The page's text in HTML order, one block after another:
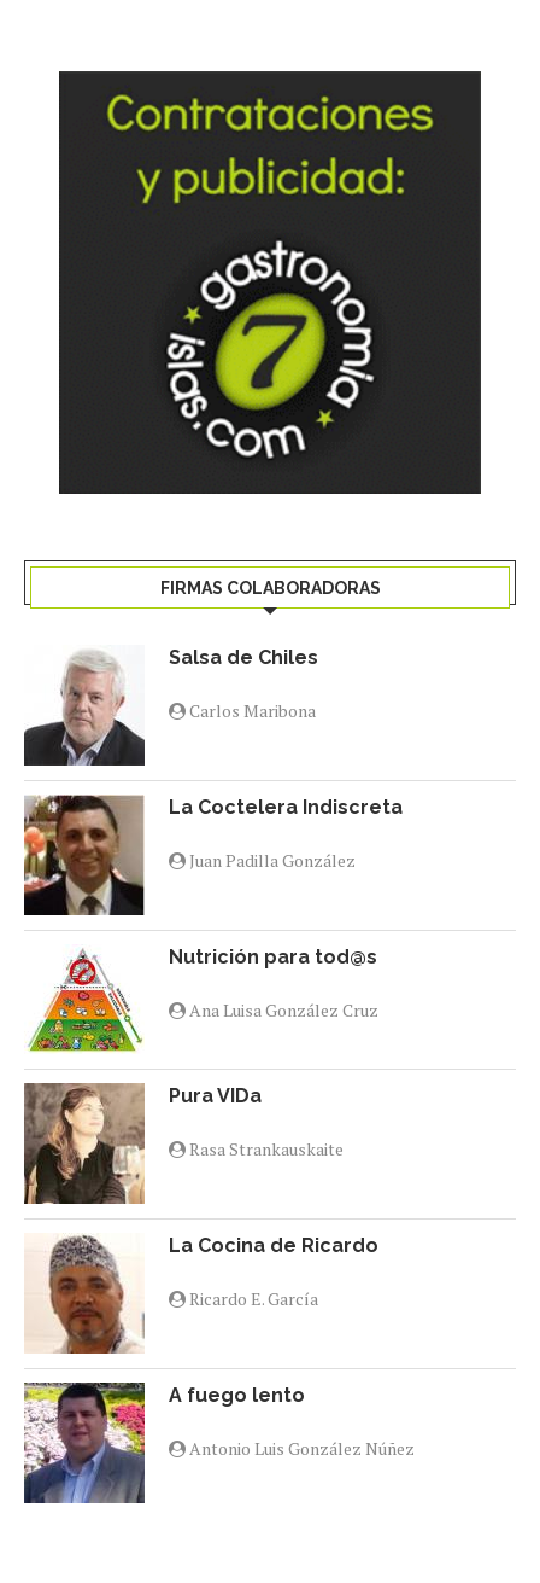
FIRMAS COLABORADORAS
Salsa de Chiles
Carlos Maribona
La Coctelera Indiscreta
Juan Padilla González
Nutrición para tod@s
Ana Luisa González Cruz
Pura VIDa
Rasa Strankauskaite
La Cocina de Ricardo
Ricardo E. García
A fuego lento
Antonio Luis González Núñez